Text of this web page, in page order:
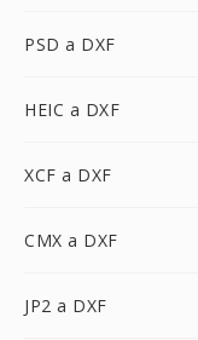
PSD a DXF
HEIC a DXF
XCF a DXF
CMX a DXF
JP2 a DXF